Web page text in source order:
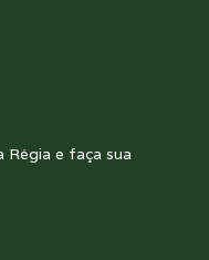
Régia e faça sua